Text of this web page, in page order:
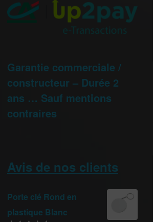
Garantie commerciale /
constructeur – Durée 2
ans … Sauf mentions
contraires
Avis de nos clients
Porte clé Rond en
plastique Blanc